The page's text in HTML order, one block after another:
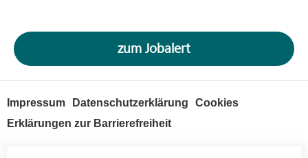
zum Jobalert
Impressum Datenschutzerklärung
Cookies
Erklärungen zur Barrierefreiheit